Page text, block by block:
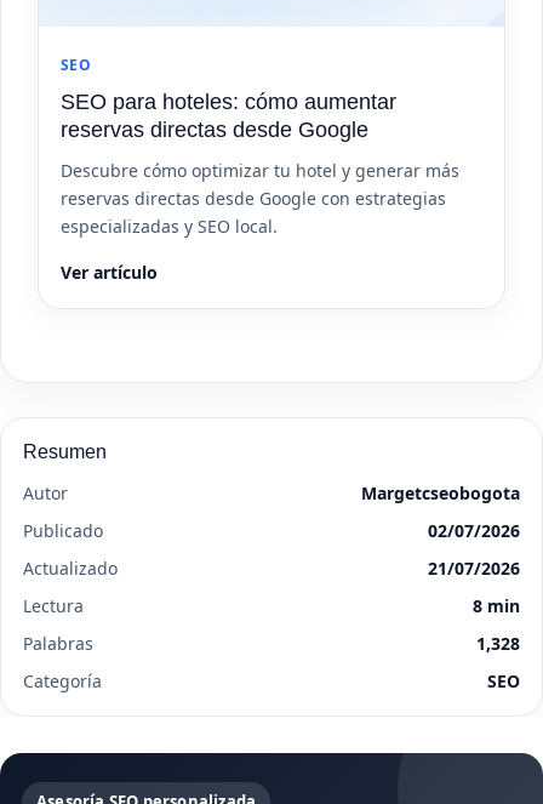
SEO
SEO para hoteles: cómo aumentar
reservas directas desde Google
Descubre cómo optimizar tu hotel y generar más
reservas directas desde Google con estrategias
especializadas y SEO local.
Ver artículo
Resumen
Autor
Margetcseobogota
Publicado
02/07/2026
Actualizado
21/07/2026
Lectura
8 min
Palabras
1,328
Categoría
SEO